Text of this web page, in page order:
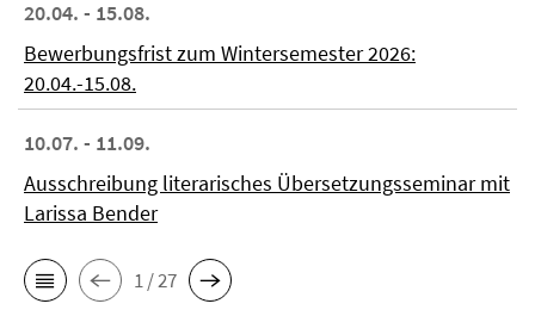
20.04. - 15.08.
Bewerbungsfrist zum Wintersemester 2026:
20.04.-15.08.
10.07. - 11.09.
Ausschreibung literarisches Übersetzungsseminar mit
Larissa Bender
1 / 27